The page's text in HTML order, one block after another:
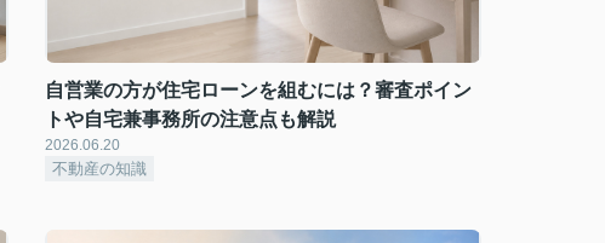
自営業の方が住宅ローンを組むには？審査ポイン
トや自宅兼事務所の注意点も解説
2026.06.20
不動産の知識